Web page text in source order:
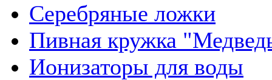
Серебряные ложки
Пивная кружка
Ионизаторы для воды